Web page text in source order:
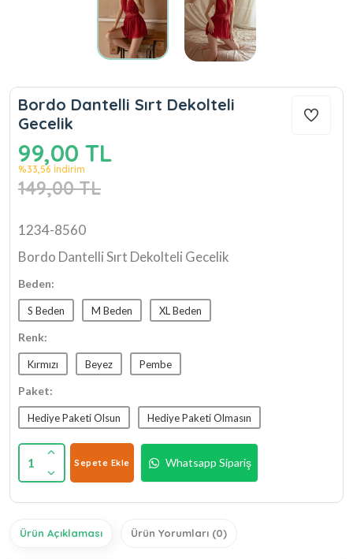
Bordo Dantelli Sırt Dekolteli
Gecelik
99,00 TL
%33,56 İndirim
149,00 TL
1234-8560
Bordo Dantelli Sırt Dekolteli Gecelik
Beden:
S Beden M Beden XL Beden
Renk:
Kırmızı Beyez Pembe
Paket:
Hediye Paketi Olsun Hediye Paketi Olmasın
1 Sepete Ekle Whatsapp Sipariş
Ürün Açıklaması Ürün Yorumları (0)